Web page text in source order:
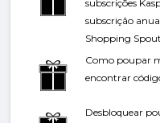
subscrições
subscrição
Shopping
Como poupar
encontrar
Desbloquear